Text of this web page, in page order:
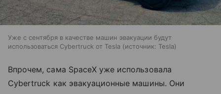
Уже с сентября в качестве машин эвакуации будут
использоваться Cybertruck от Tesla
источник: Tesla
Впрочем, сама SpaceX уже использовала
Cybertruck как эвакуационные машины. Они